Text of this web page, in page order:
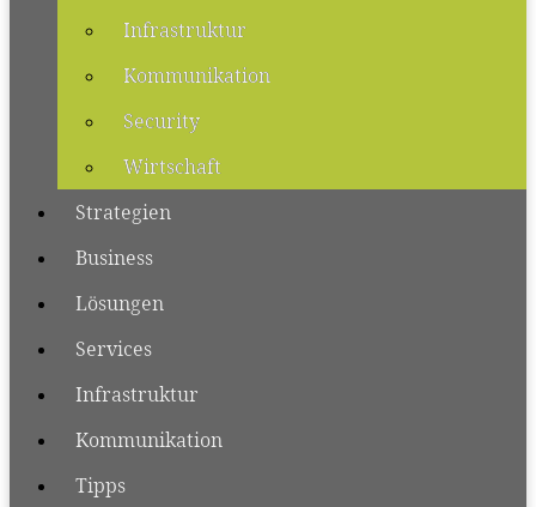
Infrastruktur
Kommunikation
Security
Wirtschaft
Strategien
Business
Lösungen
Services
Infrastruktur
Kommunikation
Tipps